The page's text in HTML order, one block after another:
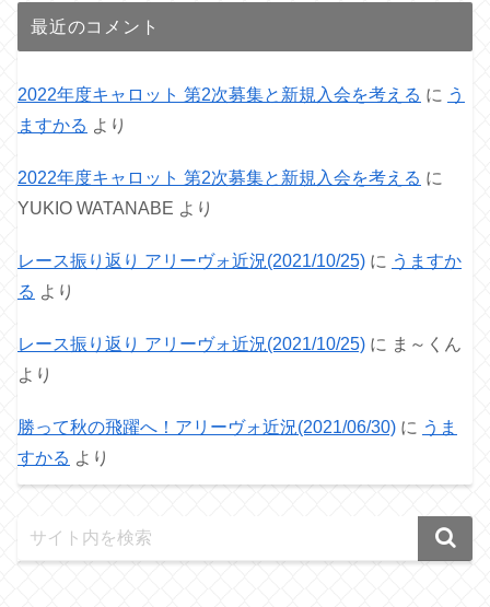
最近のコメント
2022年度キャロット 第2次募集と新規入会を考える に う
ますかる より
2022年度キャロット 第2次募集と新規入会を考える に
YUKIO WATANABE より
レース振り返り アリーヴォ近況(2021/10/25) に うますか
る より
レース振り返り アリーヴォ近況(2021/10/25) に ま～くん
より
勝って秋の飛躍へ！アリーヴォ近況(2021/06/30) に うま
すかる より